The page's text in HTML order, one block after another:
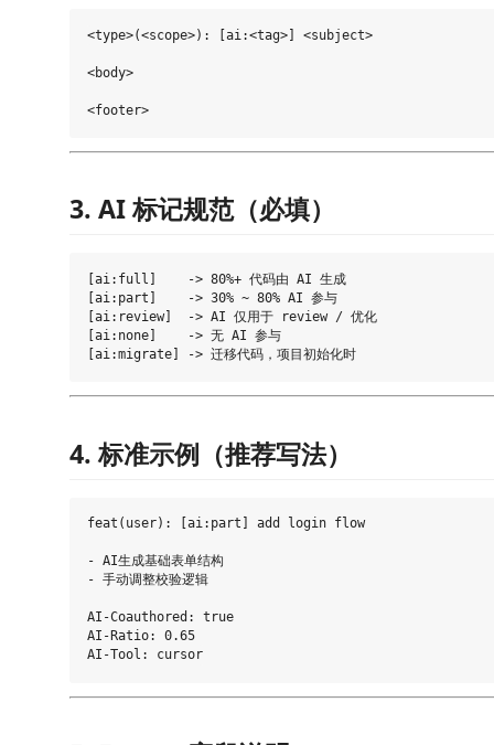
<type>(<scope>): [ai:<tag>] <subject>
<body>
3. AI 标记规范（必填）
[ai:full]    -> 80%+ 代码由 AI 生成
[ai:part]    -> 30% ~ 80% AI 参与
[ai:review]  -> AI 仅用于 review / 优化
[ai:none]    -> 无 AI 参与
4. 标准示例（推荐写法）
feat(user): [ai:part] add login flow
- AI生成基础表单结构
- 手动调整校验逻辑
AI-Coauthored: true
AI-Ratio: 0.65